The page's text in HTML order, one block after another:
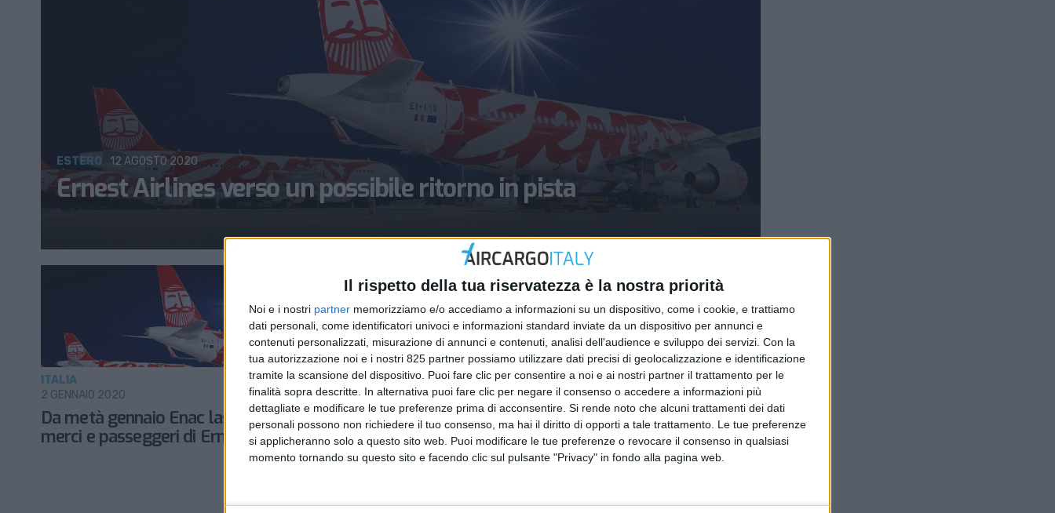
Il rispetto della tua riservatezza è la nostra priorità
Noi e i nostri partner memorizziamo e/o accediamo a informazioni su un dispositivo, come i cookie, e trattiamo
dati personali, come identificatori univoci e informazioni standard inviate da un dispositivo per annunci e
contenuti personalizzati, misurazione di annunci e contenuti, analisi dell'audience e sviluppo dei servizi. Con la
tua autorizzazione noi e i nostri 825 partner possiamo utilizzare dati precisi di geolocalizzazione e identificazione
tramite la scansione del dispositivo. Puoi fare clic per consentire a noi e ai nostri partner il trattamento per le
finalità sopra descritte. In alternativa puoi fare clic per negare il consenso o accedere a informazioni più
dettagliate e modificare le tue preferenze prima di acconsentire. Si rende noto che alcuni trattamenti dei dati
personali possono non richiedere il tuo consenso, ma hai il diritto di opporti a tale trattamento. Le tue preferenze
si applicheranno solo a questo sito web. Puoi modificare le tue preferenze o revocare il consenso in qualsiasi
momento tornando su questo sito e facendo clic sul pulsante "Privacy" in fondo alla pagina web.
Ernest Airlines verso un possibile ritorno in pista
ESTERO 12 AGOSTO 2020
Da metà gennaio Enac lascia a terra
merci e passeggeri di Ernest
ITALIA
2 GENNAIO 2020